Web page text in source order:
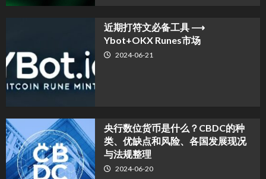
近期打符文必备工具 ⟶
Ybot+OKX Runes市场
2024-06-21
央行数位货币是什么？CBDC的种
类、优缺点和风险、各国发展现况
与法规整理
2024-06-20